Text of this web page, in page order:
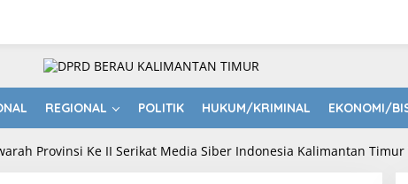
REGIONAL POLITIK HUKUM/KRIMINAL EKONOMI/